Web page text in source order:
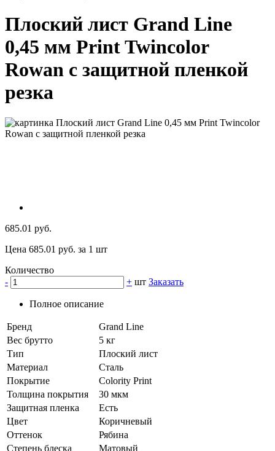
Плоский лист Grand Line
0,45 мм Print Twincolor
Rowan с защитной пленкой
резка
685.01 руб.
Цена 685.01 руб. за 1 шт
Количество
-
+ шт Заказать
Полное описание
Бренд
Grand Line
Вес брутто
5 кг
Тип
Плоский лист
Материал
Сталь
Покрытие
Colority Print
Толщина покрытия
30 мкм
Защитная пленка
Есть
Цвет
Коричневый
Оттенок
Рябина
Степень блеска
Матовый